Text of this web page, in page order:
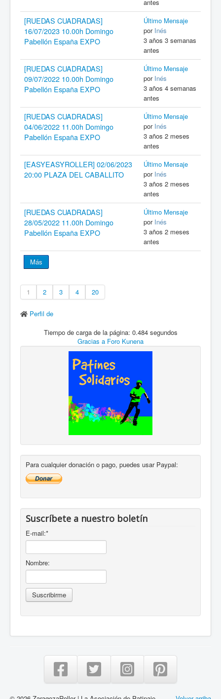
Más
antes
[RUEDAS CUADRADAS]
16/07/2023 10.00h Domingo
Pabellón España EXPO
Último Mensaje
por Inés
3 años 3 semanas
antes
[RUEDAS CUADRADAS]
09/07/2022 10.00h Domingo
Pabellón España EXPO
Último Mensaje
por Inés
3 años 4 semanas
antes
[RUEDAS CUADRADAS]
04/06/2022 11.00h Domingo
Pabellón España EXPO
Último Mensaje
por Inés
3 años 2 meses
antes
[EASYEASYROLLER] 02/06/2023
20:00 PLAZA DEL CABALLITO
Último Mensaje
por Inés
3 años 2 meses
antes
[RUEDAS CUADRADAS]
28/05/2022 11.00h Domingo
Pabellón España EXPO
Último Mensaje
por Inés
3 años 2 meses
antes
1 2 3 4 20
Perfil de
Tiempo de carga de la página: 0.484 segundos
Gracias a Foro Kunena
Para cualquier donación o pago, puedes usar Paypal:
Suscríbete a nuestro boletín
E-mail:*
Nombre: